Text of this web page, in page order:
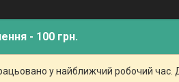
- 100 грн.
у найближчий робочий